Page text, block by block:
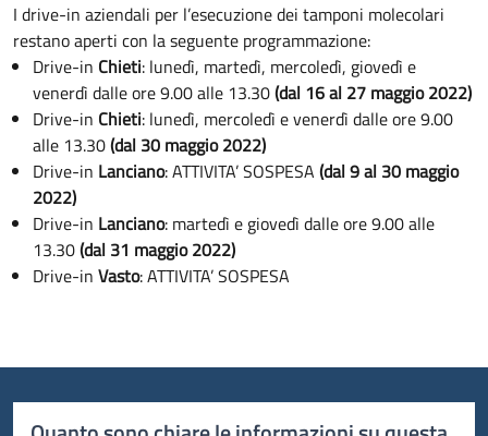
I drive-in aziendali per l’esecuzione dei tamponi molecolari
restano aperti con la seguente programmazione:
Drive-in Chieti: lunedì, martedì, mercoledì, giovedì e
venerdì dalle ore 9.00 alle 13.30(dal 16 al 27 maggio 2022)
Drive-in Chieti: lunedì, mercoledì e venerdì dalle ore 9.00
alle 13.30(dal 30 maggio 2022)
Drive-in Lanciano: ATTIVITA’ SOSPESA (dal 9 al 30 maggio
2022)
Drive-in Lanciano: martedì e giovedì dalle ore 9.00 alle
13.30(dal 31 maggio 2022)
Drive-in Vasto: ATTIVITA’ SOSPESA